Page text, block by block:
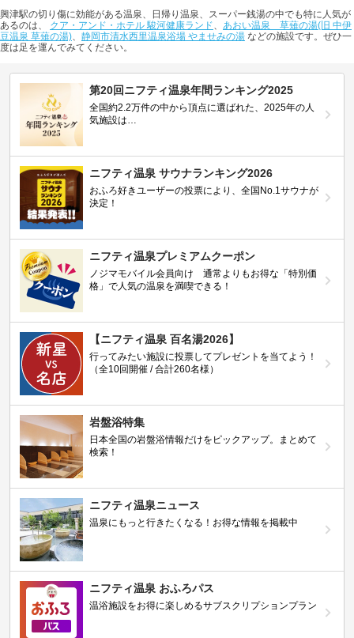
興津駅の切り傷に効能がある温泉、日帰り温泉、スーパー銭湯の中でも特に人気が
あるのは、 クア・アンド・ホテル 駿河健康ランド、 あおい温泉 草薙の湯(旧 中伊
豆温泉 草薙の湯)、 静岡市清水西里温泉浴場 やませみの湯 などの施設です。ぜひ一
度は足を運んでみてください。
第20回ニフティ温泉年間ランキング2025
全国約2.2万件の中から頂点に選ばれた、2025年の人
気施設は…
ニフティ温泉 サウナランキング2026
おふろ好きユーザーの投票により、全国No.1サウナが
決定！
ニフティ温泉プレミアムクーポン
ノジマモバイル会員向け 通常よりもお得な「特別価
格」で人気の温泉を満喫できる！
【ニフティ温泉 百名湯2026】
行ってみたい施設に投票してプレゼントを当てよう！
（全10回開催 / 合計260名様）
岩盤浴特集
日本全国の岩盤浴情報だけをピックアップ。まとめて
検索！
ニフティ温泉ニュース
温泉にもっと行きたくなる！お得な情報を掲載中
ニフティ温泉 おふろパス
温浴施設をお得に楽しめるサブスクリプションプラン